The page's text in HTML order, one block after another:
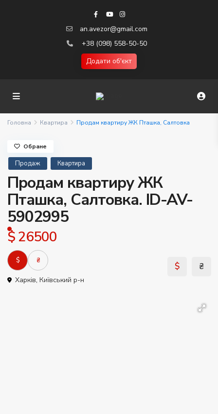
an.avezor@gmail.com
+38 (098) 558-50-50
Додати об'єкт
Головна Квартира Продам квартиру ЖК Пташка, Салтовка
Продаж Квартира
Продам квартиру ЖК
Пташка, Салтовка. ID-AV-
5902995
$ 26500
$ ₴
Харків, Київський р-н
Обране
$ ₴